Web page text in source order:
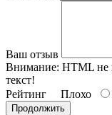
Ваш отзыв
Внимание: HTML не
текст!
Рейтинг Плохо
Продолжить